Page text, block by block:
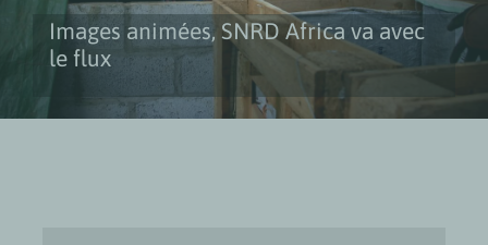
Images animées, SNRD Africa va avec
le flux